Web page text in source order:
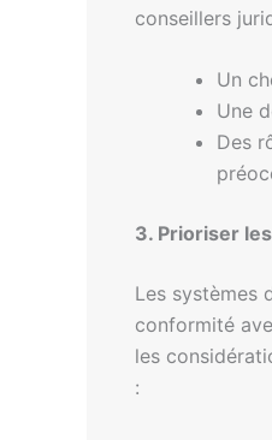
conseillers
Un
Une
Des
3. Prioriser
Les systèmes
conformité
les
: